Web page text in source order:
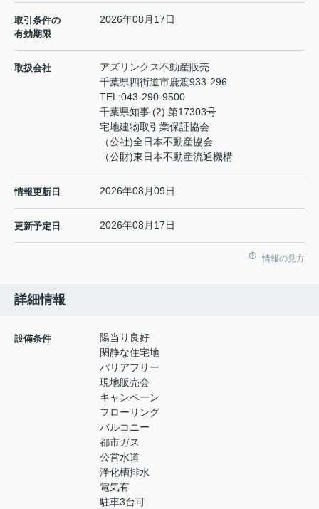
取引条件の
有効期限
2026年08月17日
取扱会社
アズリンクス不動産販売
千葉県四街道市鹿渡933-296
TEL:043-290-9500
千葉県知事 (2) 第17303号
宅地建物取引業保証協会
（公社)全日本不動産協会
（公財)東日本不動産流通機構
情報更新日 2026年08月09日
更新予定日 2026年08月17日
情報の見方
詳細情報
設備条件
陽当り良好
閑静な住宅地
バリアフリー
現地販売会
キャンペーン
フローリング
バルコニー
都市ガス
公営水道
浄化槽排水
電気有
駐車3台可